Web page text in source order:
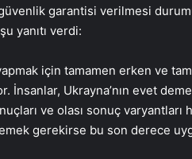
garantisi verilmesi
yanıtı verdi:
için tamamen erken ve
İnsanlar, Ukrayna’nın evet
ve olası sonuç
gerekirse bu son derece